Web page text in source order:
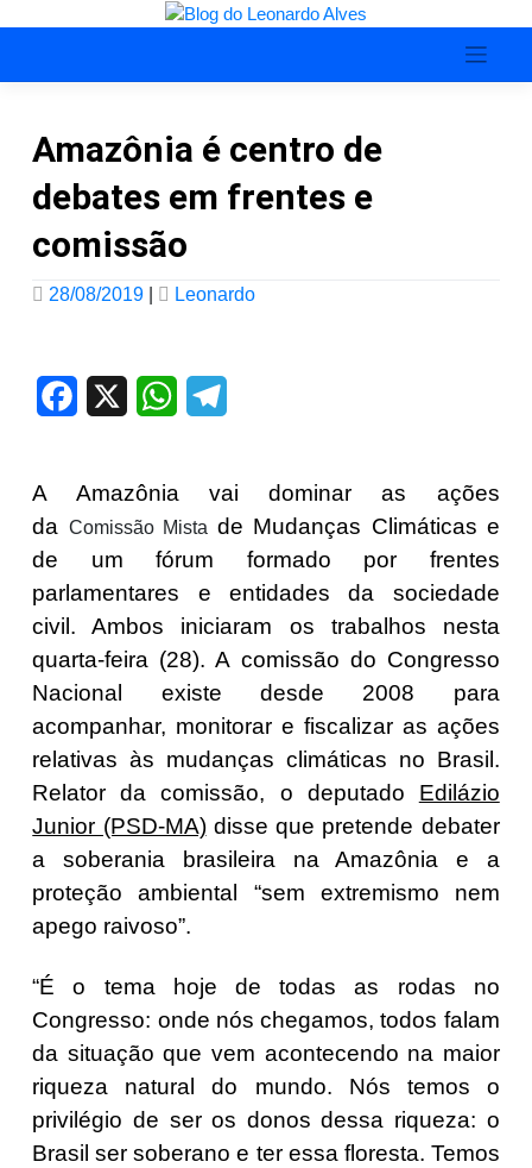
Amazônia é centro de
debates em frentes e
comissão
28/08/2019 Leonardo
Facebook WhatsApp
A Amazônia vai dominar as ações
da Comissão Mista de Mudanças Climáticas e
de um fórum formado por frentes
parlamentares e entidades da sociedade
civil. Ambos iniciaram os trabalhos nesta
quarta-feira (28). A comissão do Congresso
Nacional existe desde 2008 para
acompanhar, monitorar e fiscalizar as ações
relativas às mudanças climáticas no Brasil.
Relator da comissão, o deputado Edilázio
Junior (PSD-MA)disse que pretende debater
a soberania brasileira na Amazônia e a
proteção ambiental “sem extremismo nem
apego raivoso”.
“É o tema hoje de todas as rodas no
Congresso: onde nós chegamos, todos falam
da situação que vem acontecendo na maior
riqueza natural do mundo. Nós temos o
privilégio de ser os donos dessa riqueza: o
Brasil ser soberano e ter essa floresta. Temos